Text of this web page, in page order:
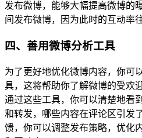
发布微博，能够大幅提高微博的
间发布微博，因为此时的互动率
四、善用微博分析工具
为了更好地优化微博内容，你可
具，这将帮助你了解微博的受欢
通过这些工具，你可以清楚地看
和转发，哪些内容在评论区引发
馈，你可以调整发布策略，优化